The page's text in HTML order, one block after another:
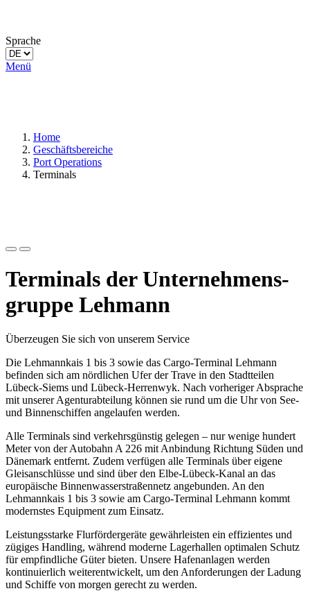
Sprache
Menü
Home
Geschäftsbereiche
Port Operations
Terminals
Terminals der Unternehmens­
gruppe Lehmann
Überzeugen Sie sich von unserem Service
Die Lehmannkais 1 bis 3 sowie das Cargo-Terminal Lehmann
befinden sich am nördlichen Ufer der Trave in den Stadtteilen
Lübeck-Siems und Lübeck-Herrenwyk. Nach vorheriger Absprache
mit unserer Agenturabteilung können sie rund um die Uhr von See-
und Binnenschiffen angelaufen werden.
Alle Terminals sind verkehrsgünstig gelegen – nur wenige hundert
Meter von der Autobahn A 226 mit Anbindung Richtung Süden und
Dänemark entfernt. Zudem verfügen alle Terminals über eigene
Gleisanschlüsse und sind über den Elbe-Lübeck-Kanal an das
europäische Binnenwasserstraßennetz angebunden. An den
Lehmannkais 1 bis 3 sowie am Cargo-Terminal Lehmann kommt
modernstes Equipment zum Einsatz.
Leistungsstarke Flurfördergeräte gewährleisten ein effizientes und
zügiges Handling, während moderne Lagerhallen optimalen Schutz
für empfindliche Güter bieten. Unsere Hafenanlagen werden
kontinuierlich weiterentwickelt, um den Anforderungen der Ladung
und Schiffe von morgen gerecht zu werden.